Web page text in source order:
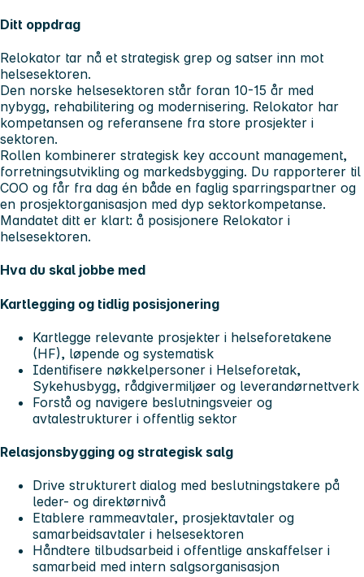
Ditt oppdrag
Relokator tar nå et strategisk grep og satser inn mot
helsesektoren.
Den norske helsesektoren står foran 10-15 år med
nybygg, rehabilitering og modernisering. Relokator har
kompetansen og referansene fra store prosjekter i
sektoren.
Rollen kombinerer strategisk key account management,
forretningsutvikling og markedsbygging. Du rapporterer til
COO og får fra dag én både en faglig sparringspartner og
en prosjektorganisasjon med dyp sektorkompetanse.
Mandatet ditt er klart: å posisjonere Relokator i
helsesektoren.
Hva du skal jobbe med
Kartlegging og tidlig posisjonering
Kartlegge relevante prosjekter i helseforetakene
(HF), løpende og systematisk
Identifisere nøkkelpersoner i Helseforetak,
Sykehusbygg, rådgivermiljøer og leverandørnettverk
Forstå og navigere beslutningsveier og
avtalestrukturer i offentlig sektor
Relasjonsbygging og strategisk salg
Drive strukturert dialog med beslutningstakere på
leder- og direktørnivå
Etablere rammeavtaler, prosjektavtaler og
samarbeidsavtaler i helsesektoren
Håndtere tilbudsarbeid i offentlige anskaffelser i
samarbeid med intern salgsorganisasjon